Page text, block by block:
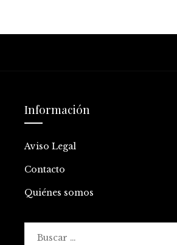
Información
Aviso Legal
Contacto
Quiénes somos